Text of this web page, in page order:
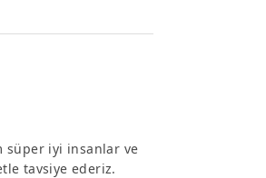
süper iyi insanlar ve
tavsiye ederiz.